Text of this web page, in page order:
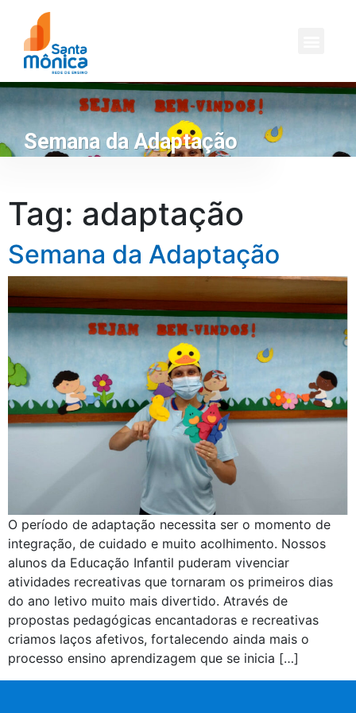
Semana da Adaptação
Tag: adaptação
Semana da Adaptação
O período de adaptação necessita ser o momento de
integração, de cuidado e muito acolhimento. Nossos
alunos da Educação Infantil puderam vivenciar
atividades recreativas que tornaram os primeiros dias
do ano letivo muito mais divertido. Através de
propostas pedagógicas encantadoras e recreativas
criamos laços afetivos, fortalecendo ainda mais o
processo ensino aprendizagem que se inicia […]